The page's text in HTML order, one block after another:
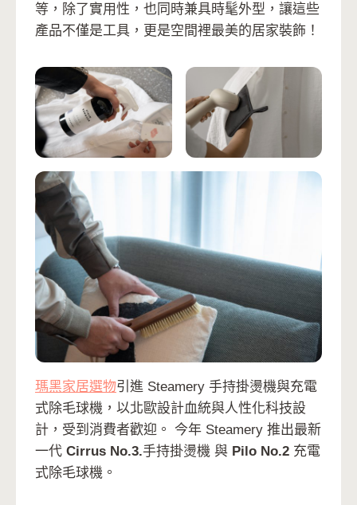
等，除了實用性，也同時兼具時髦外型，讓這些
產品不僅是工具，更是空間裡最美的居家裝飾！
瑪黑家居選物引進 Steamery 手持掛燙機與充電
式除毛球機，以北歐設計血統與人性化科技設
計，受到消費者歡迎。 今年 Steamery 推出最新
一代 Cirrus No.3.手持掛燙機 與 Pilo No.2 充電
式除毛球機。